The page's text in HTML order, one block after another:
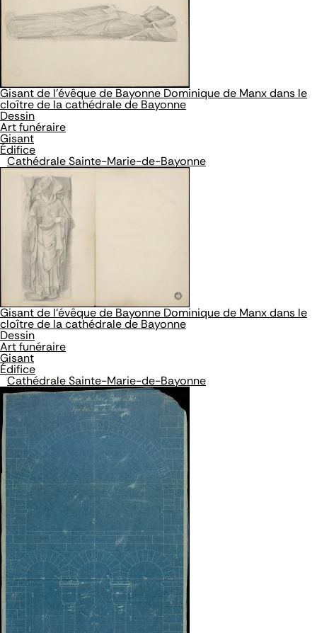
Gisant de l’évêque de Bayonne Dominique de Manx dans le
cloître de la cathédrale de Bayonne
Dessin
Art funéraire
Gisant
Édifice
Cathédrale Sainte-Marie-de-Bayonne
Gisant de l’évêque de Bayonne Dominique de Manx dans le
cloître de la cathédrale de Bayonne
Dessin
Art funéraire
Gisant
Édifice
Cathédrale Sainte-Marie-de-Bayonne